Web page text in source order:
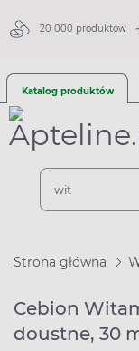
20 000 produktów
Katalog produktów
Strona główna
Cebion
doustne, 30